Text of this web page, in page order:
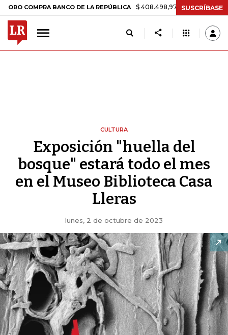
BANCO DE LA REPÚBLICA $ 408.498,97 +$ 8.753,81 +2,19%
SUSCRÍBASE
CULTURA
Exposición "huella del
bosque" estará todo el mes
en el Museo Biblioteca Casa
Lleras
lunes, 2 de octubre de 2023